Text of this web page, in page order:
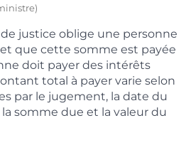
justice oblige une personne
que cette somme est payée
doit payer des intérêts
total à payer varie selon
par le jugement, la date du
somme due et la valeur du